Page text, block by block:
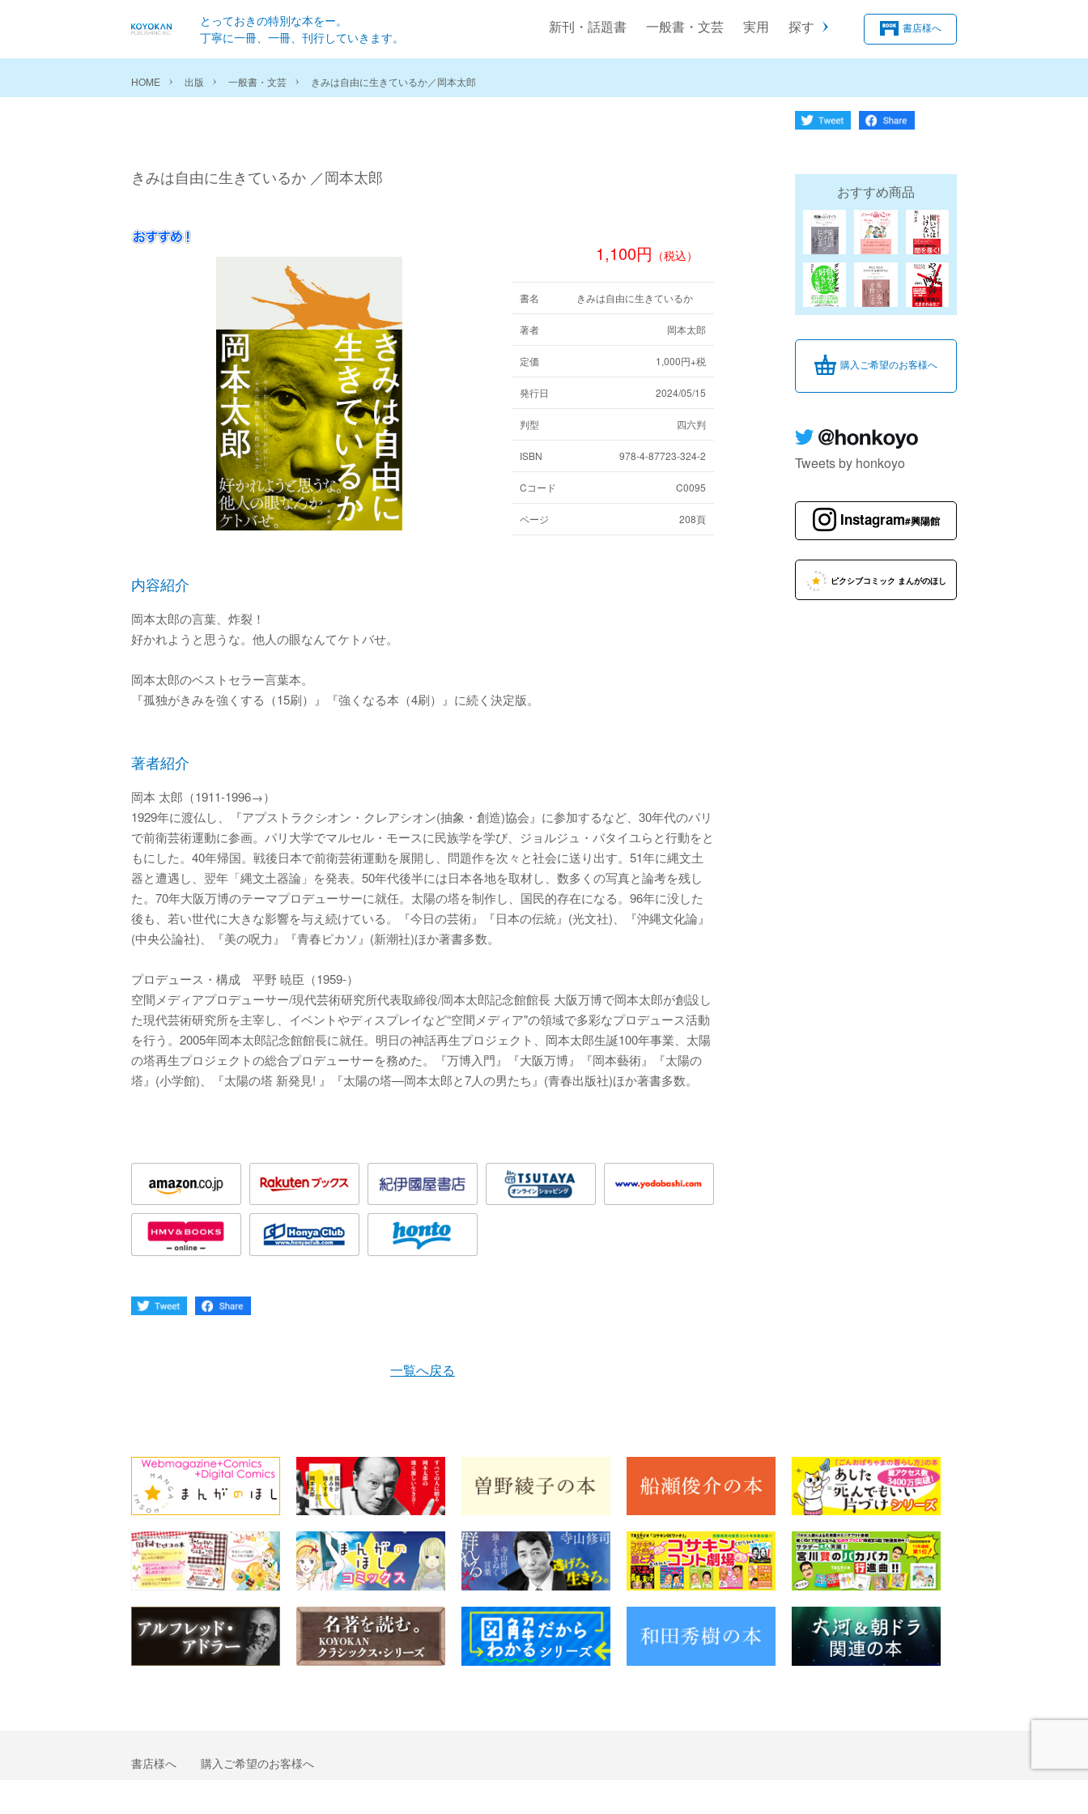
とっておきの特別な本をー。
丁寧に一冊、一冊、刊行していきます。
新刊・話題書 一般書・文芸 実用 探す 書店様へ
HOME 出版 一般書・文芸 きみは自由に生きているか／岡本太郎
きみは自由に生きているか ／岡本太郎
1,100円 （税込）
書名 きみは自由に生きているか
著者 岡本太郎
定価 1,000円+税
発行日 2024/05/15
判型 四六判
ISBN 978-4-87723-324-2
Cコード C0095
ページ 208頁
内容紹介
岡本太郎の言葉、炸裂！
好かれようと思うな。他人の眼なんてケトバせ。
岡本太郎のベストセラー言葉本。
『孤独がきみを強くする（15刷）』『強くなる本（4刷）』に続く決定版。
著者紹介
岡本 太郎（1911-1996→）
1929年に渡仏し、『アプストラクシオン・クレアシオン(抽象・創造)協会』に参加するなど、30年代のパリ
で前衛芸術運動に参画。パリ大学でマルセル・モースに民族学を学び、ジョルジュ・バタイユらと行動をと
もにした。40年帰国。戦後日本で前衛芸術運動を展開し、問題作を次々と社会に送り出す。51年に縄文土
器と遭遇し、翌年「縄文土器論」を発表。50年代後半には日本各地を取材し、数多くの写真と論考を残し
た。70年大阪万博のテーマプロデューサーに就任。太陽の塔を制作し、国民的存在になる。96年に没した
後も、若い世代に大きな影響を与え続けている。『今日の芸術』『日本の伝統』(光文社)、『沖縄文化論』
(中央公論社)、『美の呪力』『青春ピカソ』(新潮社)ほか著書多数。
プロデュース・構成 平野 暁臣（1959-）
空間メディアプロデューサー/現代芸術研究所代表取締役/岡本太郎記念館館長 大阪万博で岡本太郎が創設し
た現代芸術研究所を主宰し、イベントやディスプレイなど“空間メディア"の領域で多彩なプロデュース活動
を行う。2005年岡本太郎記念館館長に就任。明日の神話再生プロジェクト、岡本太郎生誕100年事業、太陽
の塔再生プロジェクトの総合プロデューサーを務めた。『万博入門』『大阪万博』『岡本藝術』『太陽の
塔』(小学館)、『太陽の塔 新発見! 』『太陽の塔—岡本太郎と7人の男たち』(青春出版社)ほか著書多数。
一覧へ戻る
おすすめ商品
購入ご希望のお客様へ
Tweets by honkoyo
Instagram#興陽館
ピクシブコミック まんがのほし
書店様へ 購入ご希望のお客様へ